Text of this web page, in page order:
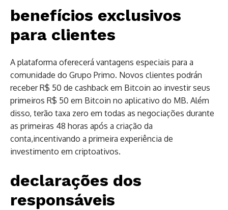
benefícios exclusivos
para clientes
A plataforma oferecerá vantagens especiais para a
comunidade do Grupo Primo. Novos clientes podrán
receber R$ 50 de cashback em Bitcoin ao investir seus
primeiros R$ 50 em Bitcoin no aplicativo do MB. Além
disso, terão taxa zero em todas as negociações durante
as primeiras 48 horas após a criação da
conta,incentivando a primeira experiência de
investimento em criptoativos.
declarações dos
responsáveis